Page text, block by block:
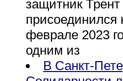
защитник
присоединился
феврале 2023
одним из
В Санкт-